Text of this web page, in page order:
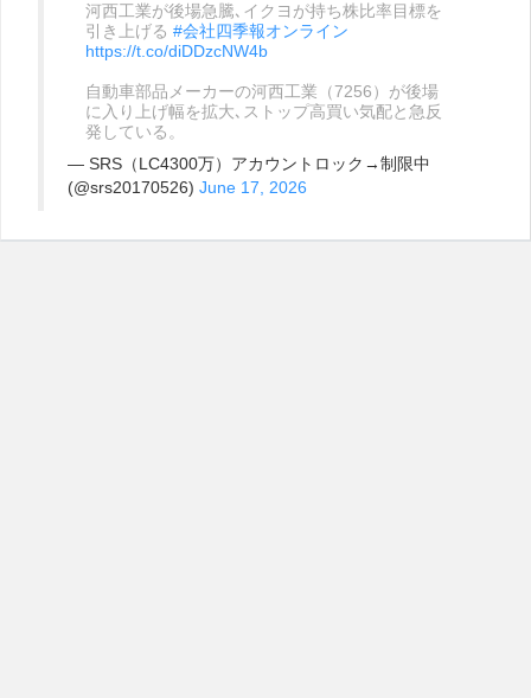
河西工業が後場急騰､イクヨが持ち株比率目標を
引き上げる #会社四季報オンライン
https://t.co/diDDzcNW4b
自動車部品メーカーの河西工業（7256）が後場
に入り上げ幅を拡大､ストップ高買い気配と急反
発している。
— SRS（LC4300万）アカウントロック→制限中
(@srs20170526) June 17, 2026